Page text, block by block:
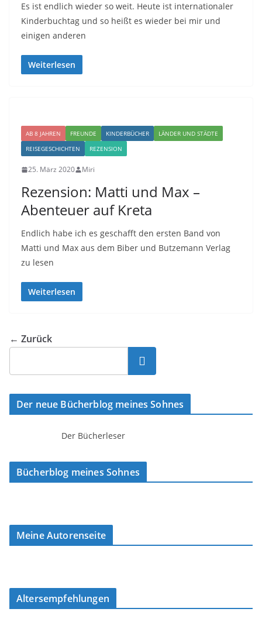
Es ist endlich wieder so weit. Heute ist internationaler
Kinderbuchtag und so heißt es wieder bei mir und
einigen anderen
Weiterlesen
AB 8 JAHREN FREUNDE KINDERBÜCHER
LÄNDER UND STÄDTE
REISEGESCHICHTEN
REZENSION
25. März 2020 Miri
Rezension: Matti und Max –
Abenteuer auf Kreta
Endlich habe ich es geschafft den ersten Band von
Matti und Max aus dem Biber und Butzemann Verlag
zu lesen
Weiterlesen
← Zurück
Suchen
Der neue Bücherblog meines Sohnes
Der Bücherleser
Bücherblog meines Sohnes
Meine Autorenseite
Altersempfehlungen